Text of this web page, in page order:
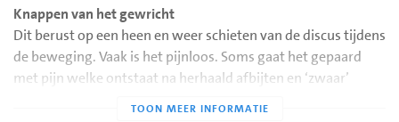
bewegingen. Rondom het gewricht bevindt zich een kapsel.
De bewegingen van de onderkaak worden gemaakt door een
ingewikkeld samenstel van kauwspieren die op diverse
plaatsen aan de schedel vastzitten.
Knappen van het gewricht
Dit berust op een heen en weer schieten van de discus tijdens
de beweging. Vaak is het pijnloos. Soms gaat het gepaard
met pijn welke ontstaat na herhaald afbijten en ‘zwaar’